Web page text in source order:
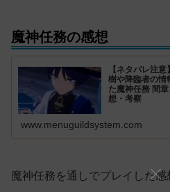
魔神任務の感想
【ネタバレ注
樹や降臨者の情
た魔神任務 間
想・考察
www.menuguildsystem.com
魔神任務を通しでプレイした感